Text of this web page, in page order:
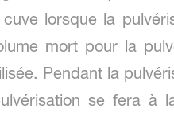
lorsque la
mort pour la
Pendant la
se fera à